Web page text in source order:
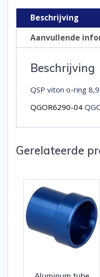
aantal
Beschrijving
Aanvullende
Beschrijving
QSP viton o-ring
QGOR6290-04
Gerelateerde